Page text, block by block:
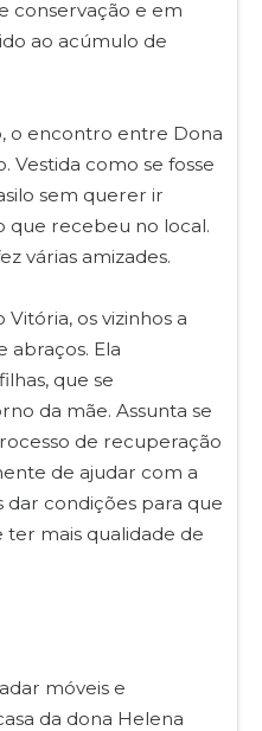
conservação e em
ao acúmulo de
o encontro entre Dona
Vestida como se fosse
sem querer ir
que recebeu no local.
várias amizades.
os vizinhos a
abraços. Ela
que se
da mãe. Assunta se
de recuperação
de ajudar com a
dar condições para que
ter mais qualidade de
móveis e
da dona Helena